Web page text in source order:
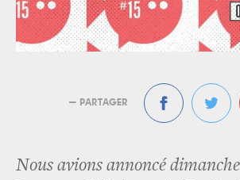
— PARTAGER
Nous avions annoncé